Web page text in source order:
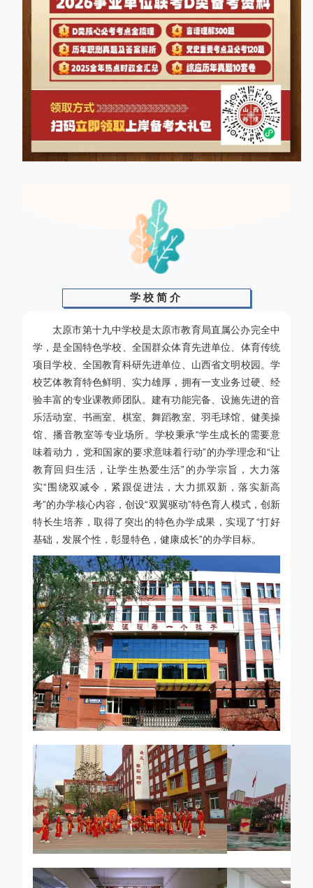
学校简介
太原市第十九中学校是太原市教育局直属公办完全中
学，是全国特色学校、全国群众体育先进单位、体育传统
项目学校、全国教育科研先进单位、山西省文明校园。学
校艺体教育特色鲜明、实力雄厚，拥有一支业务过硬、经
验丰富的专业课教师团队。建有功能完备、设施先进的音
乐活动室、书画室、棋室、舞蹈教室、羽毛球馆、健美操
馆、播音教室等专业场所。学校秉承“学生成长的需要意
味着动力，党和国家的要求意味着行动”的办学理念和“让
教育回归生活，让学生热爱生活”的办学宗旨，大力落
实“围绕双减令，紧跟促进法，大力抓双新，落实新高
考”的办学核心内容，创设“双翼驱动”特色育人模式，创新
特长生培养，取得了突出的特色办学成果，实现了“打好
基础，发展个性，彰显特色，健康成长”的办学目标。